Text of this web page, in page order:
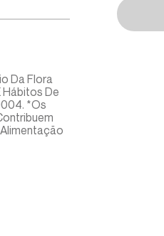
Da Flora
Hábitos De
*Os